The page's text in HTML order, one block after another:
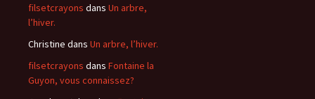
filsetcrayons dans Un arbre,
l’hiver.
Christine dans Un arbre, l’hiver.
filsetcrayons dans Fontaine la
Guyon, vous connaissez?